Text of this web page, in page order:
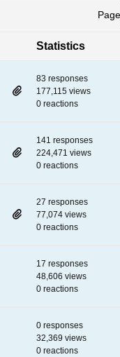
Page
Statistics
83 responses
177,115 views
0 reactions
141 responses
224,471 views
0 reactions
27 responses
77,074 views
0 reactions
17 responses
48,606 views
0 reactions
0 responses
32,369 views
0 reactions